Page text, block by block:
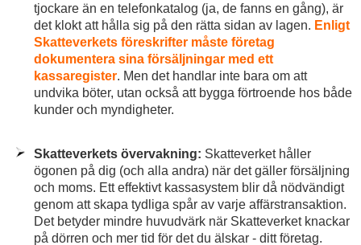
tjockare än en telefonkatalog (ja, de fanns en gång), är
det klokt att hålla sig på den rätta sidan av lagen. Enligt
Skatteverkets föreskrifter måste företag
dokumentera sina försäljningar med ett
kassaregister. Men det handlar inte bara om att
undvika böter, utan också att bygga förtroende hos både
kunder och myndigheter.
Skatteverkets övervakning: Skatteverket håller
ögonen på dig (och alla andra) när det gäller försäljning
och moms. Ett effektivt kassasystem blir då nödvändigt
genom att skapa tydliga spår av varje affärstransaktion.
Det betyder mindre huvudvärk när Skatteverket knackar
på dörren och mer tid för det du älskar - ditt företag.